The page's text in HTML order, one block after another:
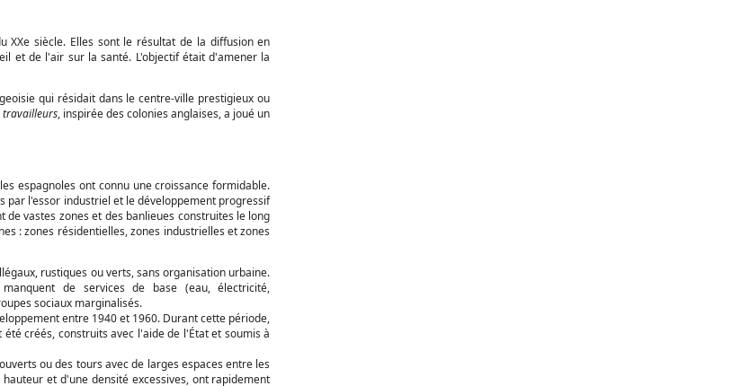
siècle. Elles sont le résultat de la diffusion en
et de l'air sur la santé. L'objectif était d'amener la
qui résidait dans le centre-ville prestigieux ou
travailleurs, inspirée des colonies anglaises, a joué un
espagnoles ont connu une croissance formidable.
l'essor industriel et le développement progressif
vastes zones et des banlieues construites le long
: zones résidentielles, zones industrielles et zones
rustiques ou verts, sans organisation urbaine.
de services de base (eau, électricité,
sociaux marginalisés.
entre 1940 et 1960. Durant cette période,
créés, construits avec l'aide de l'État et soumis à
ou des tours avec de larges espaces entre les
et d'une densité excessives, ont rapidement